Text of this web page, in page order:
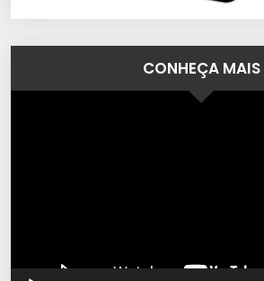
CONHEÇA MAIS